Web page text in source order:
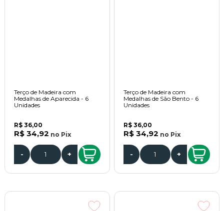
Terço de Madeira com
Medalhas de Aparecida - 6
Unidades
R$ 36,00
R$ 34,92 no Pix
- +
Terço de Madeira com
Medalhas de São Bento - 6
Unidades
R$ 36,00
R$ 34,92 no Pix
- +